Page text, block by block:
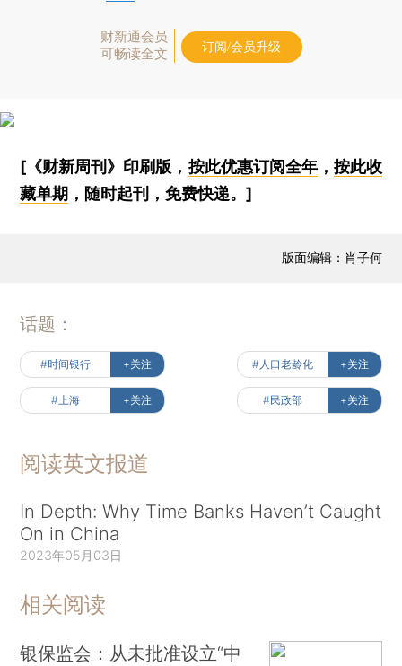
财新通会员
可畅读全文
订阅/会员升级
[《财新周刊》印刷版， 按此优惠订阅全年， 按此收
藏单期 ，随时起刊，免费快递。]
版面编辑：肖子何
话题：
#时间银行 +关注 #人口老龄化 +关注
#上海 +关注 #民政部 +关注
阅读英文报道
In Depth: Why Time Banks Haven’t Caught
On in China
2023年05月03日
相关阅读
银保监会：从未批准设立“中